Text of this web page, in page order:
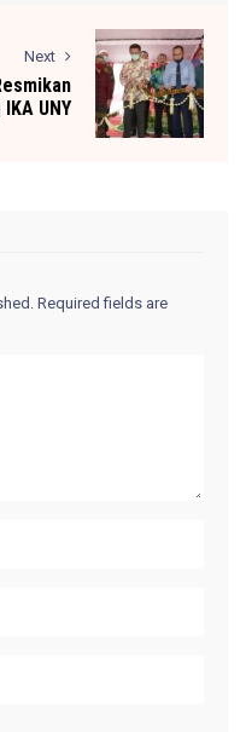
Next
UNY
Required fields are